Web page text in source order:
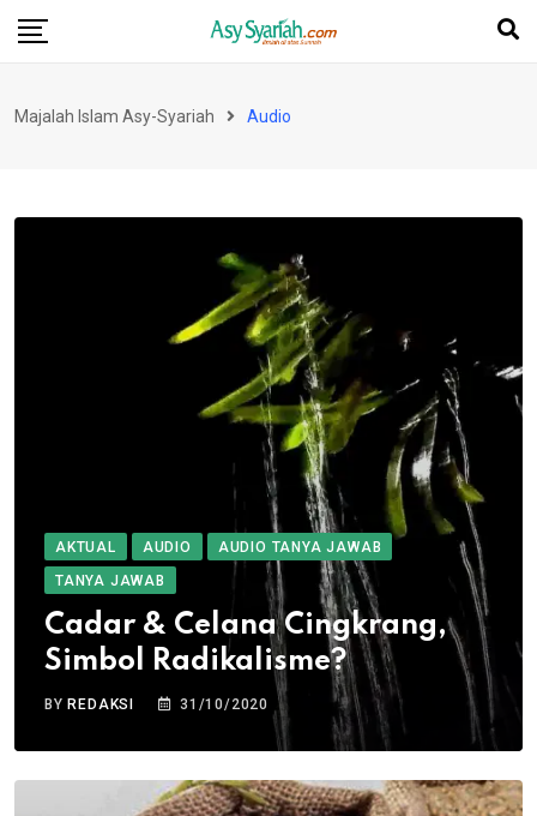
Skip
Majalah Islam Asy-Syariah Audio
AKTUAL AUDIO
AUDIO TANYA JAWAB
TANYA JAWAB
Cadar & Celana Cingkrang,
Simbol Radikalisme?
BYREDAKSI 31/10/2020